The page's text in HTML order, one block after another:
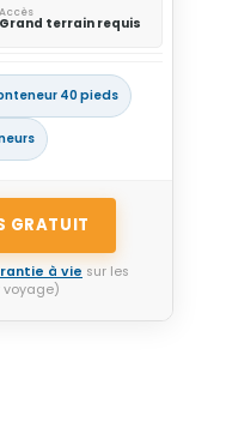
Accès
Grand terrain requis
40 pieds
GRATUIT
à vie sur les
voyage)